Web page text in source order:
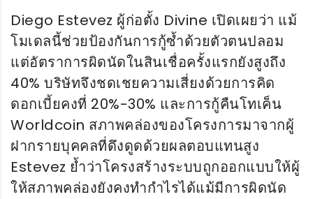
Diego Estevez ผู้ก่อตั้ง Divine เปิดเผยว่า แม้
โมเดลนี้ช่วยป้องกันการกู้ซ้ำด้วยตัวตนปลอม
แต่อัตราการผิดนัดในสินเชื่อครั้งแรกยังสูงถึง
40% บริษัทจึงชดเชยความเสี่ยงด้วยการคิด
ดอกเบี้ยคงที่ 20%-30% และการกู้คืนโทเค็น
Worldcoin สภาพคล่องของโครงการมาจากผู้
ฝากรายบุคคลที่ดึงดูดด้วยผลตอบแทนสูง
Estevez ย้ำว่าโครงสร้างระบบถูกออกแบบให้ผู้
ให้สภาพคล่องยังคงทำกำไรได้แม้มีการผิดนัด